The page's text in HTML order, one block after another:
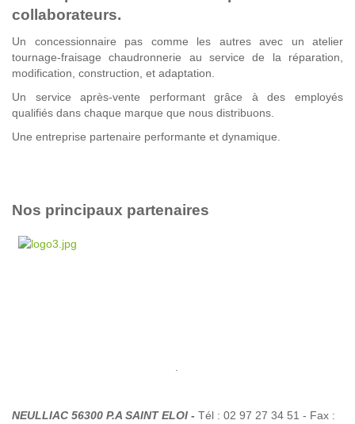
collaborateurs.
Un concessionnaire pas comme les autres avec un atelier
tournage-fraisage chaudronnerie au service de la réparation,
modification, construction, et adaptation.
Un service après-vente performant grâce à des employés
qualifiés dans chaque marque que nous distribuons.
Une entreprise partenaire performante et dynamique.
Nos principaux partenaires
NEULLIAC 56300 P.A SAINT ELOI - Tél : 02 97 27 34 51 - Fax :